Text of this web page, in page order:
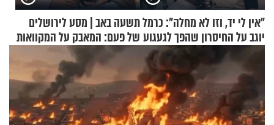
"אין לי יד, וזו לא מחלה": כרמל
יוגב על החיסרון שהפך לגעגוע
תשעה באב | מסע לירושלים
של פעם: המאבק על המקוואות